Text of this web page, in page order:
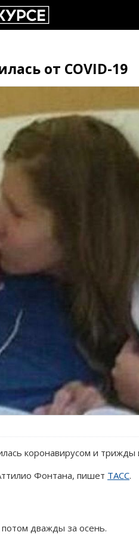
от COVID-19
коронавирусом и трижды
Фонтана, пишет ТАСС.
дважды за осень.